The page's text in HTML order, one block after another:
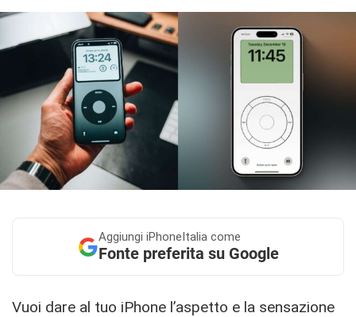
Aggiungi iPhoneItalia come
Fonte preferita su Google
Vuoi dare al tuo iPhone l’aspetto e la sensazione